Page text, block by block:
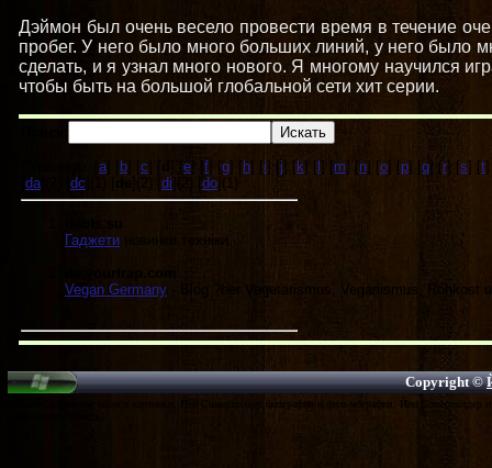
Дэймон был очень весело провести время в течение
пробег. У него было много больших линий, у него было
сделать, и я узнал много нового. Я многому научился
чтобы быть на большой глобальной сети хит серии.
a] [ b c e f] [g h ] [i] [ j] [ k] [ ] [ m] [ n] [o] [p ] [q ] [r ] [s] [t
da](2) [ dc di do ](1)
Гаджети новинки техніки.
Vegan Germany - Blog ?ber Vegetarismus, Veganismus, Rohkost
Copyright ©
Дэймон Сальваторе обои и картинки, Йен Сомерхолдер биография и фильмография, Йен